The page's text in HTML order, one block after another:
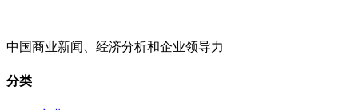
中国商业新闻、经济分析和企业领导力
分类